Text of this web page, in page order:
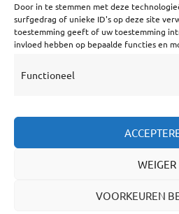
Door in te stemmen met deze
surfgedrag of unieke ID's op deze site
toestemming geeft of uw toestemming
invloed hebben op bepaalde functies en
Functioneel
WEIGER
VOORKEUREN
Coöperatief Cultureel
3524KS Utrecht | KvK: